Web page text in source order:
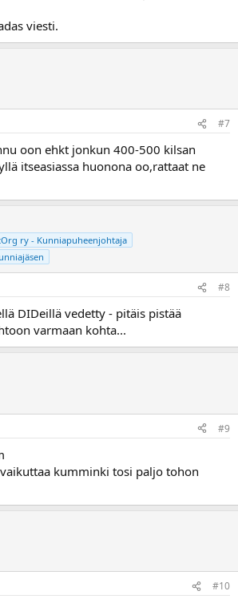
viesti.
#7
oon ehkt jonkun 400-500 kilsan
itseasiassa huonona oo,rattaat ne
ry - Kunniapuheenjohtaja
#8
DIDeillä vedetty - pitäis pistää
varmaan kohta...
#9
kumminki tosi paljo tohon
#10